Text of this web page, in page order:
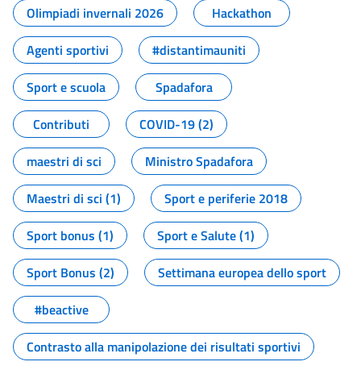
Olimpiadi invernali 2026
Hackathon
Agenti sportivi
#distantimauniti
Sport e scuola
Spadafora
Contributi
COVID-19 (2)
maestri di sci
Ministro Spadafora
Maestri di sci (1)
Sport e periferie 2018
Sport bonus (1)
Sport e Salute (1)
Sport Bonus (2)
Settimana europea dello sport
#beactive
Contrasto alla manipolazione dei risultati sportivi